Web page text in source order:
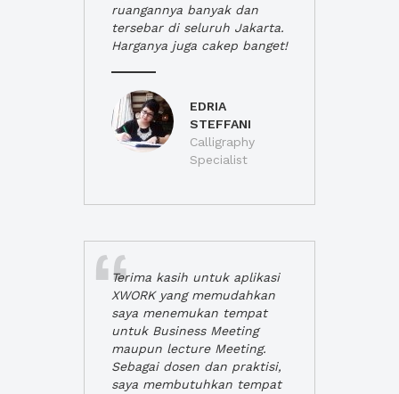
ruangannya banyak dan
tersebar di seluruh Jakarta.
Harganya juga cakep banget!
EDRIA
STEFFANI
Calligraphy
Specialist
Terima kasih untuk aplikasi
XWORK yang memudahkan
saya menemukan tempat
untuk Business Meeting
maupun lecture Meeting.
Sebagai dosen dan praktisi,
saya membutuhkan tempat